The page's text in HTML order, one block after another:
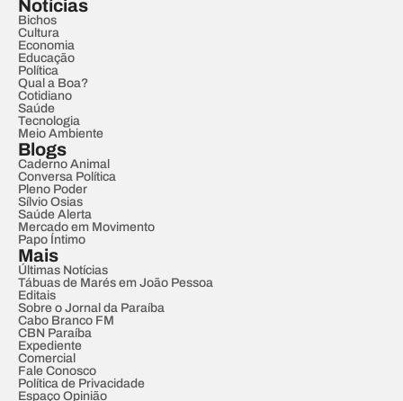
Notícias
Bichos
Cultura
Economia
Educação
Política
Qual a Boa?
Cotidiano
Saúde
Tecnologia
Meio Ambiente
Blogs
Caderno Animal
Conversa Política
Pleno Poder
Sílvio Osias
Saúde Alerta
Mercado em Movimento
Papo Íntimo
Mais
Últimas Notícias
Tábuas de Marés em João Pessoa
Editais
Sobre o Jornal da Paraíba
Cabo Branco FM
CBN Paraíba
Expediente
Comercial
Fale Conosco
Política de Privacidade
Espaço Opinião